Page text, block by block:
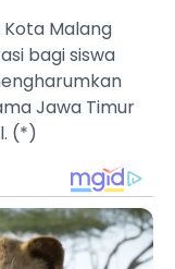
Kota Malang
bagi siswa
Jawa Timur
(*)